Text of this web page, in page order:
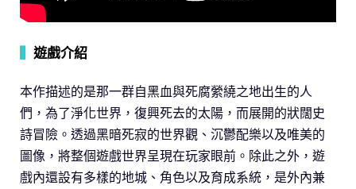
遊戲介紹
本作描述的是那一群自黑血與死腐縈繞之地出生的人
們，為了淨化世界，復興死去的太陽，而展開的狀闊史
詩冒險。透過黑暗死寂的世界觀、沉鬱配樂以及唯美的
圖像，將整個遊戲世界呈現在玩家眼前。除此之外，遊
戲內還設有多樣的地城、角色以及育成系統，是外內兼